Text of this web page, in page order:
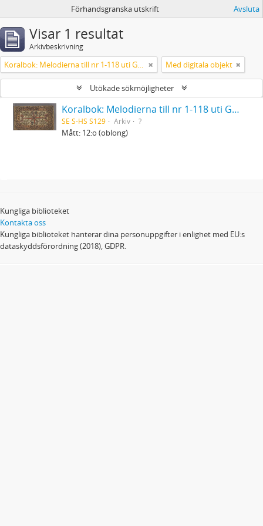
Förhandsgranska utskrift Avsluta
Visar 1 resultat
Arkivbeskrivning
Koralbok: Melodierna till nr 1-118 uti Gamla Psalmboken, enstämmigt satta Med digitala objekt
Utökade sökmöjligheter
Koralbok: Melodierna till nr 1-118 uti Gamla Psalmboken, enstämmigt satta
SE S-HS S129 Arkiv ?
Mått: 12:o (oblong)
Kungliga biblioteket
Kontakta oss
Kungliga biblioteket hanterar dina personuppgifter i enlighet med EU:s
dataskyddsförordning (2018), GDPR.